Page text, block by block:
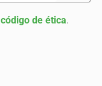
código de ética.